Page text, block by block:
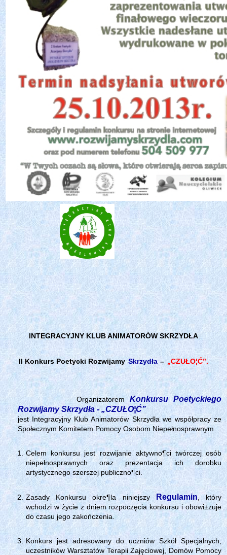
INTEGRACYJNY KLUB ANIMATORÓW SKRZYDŁA
II Konkurs Poetycki RozwijamySkrzydła – „CZUŁO¦Ć”.
Organizatorem Konkursu Poetyckiego
Rozwijamy Skrzydła - „CZUŁO¦Ć”
jest Integracyjny Klub Animatorów Skrzydła we współpracy ze
Społecznym Komitetem Pomocy Osobom Niepełnosprawnym
Celem konkursu jest rozwijanie aktywno¶ci twórczej osób
niepełnosprawnych oraz prezentacja ich dorobku
artystycznego szerszej publiczno¶ci.
Zasady Konkursu okre¶la niniejszy Regulamin , który
wchodzi w życie z dniem rozpoczęcia konkursu i obowi±zuje
do czasu jego zakończenia.
Konkurs jest adresowany do uczniów Szkół Specjalnych,
uczestników Warsztatów Terapii Zajęciowej, Domów Pomocy